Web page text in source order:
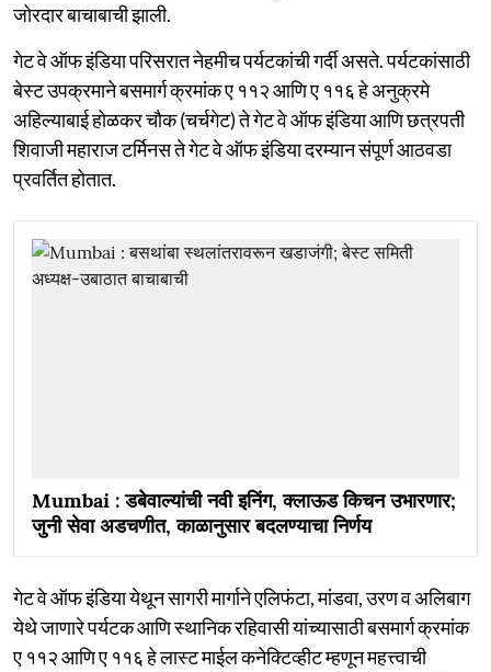
जोरदार बाचाबाची झाली.
गेट वे ऑफ इंडिया परिसरात नेहमीच पर्यटकांची गर्दी असते. पर्यटकांसाठी
बेस्ट उपक्रमाने बसमार्ग क्रमांक ए ११२ आणि ए ११६ हे अनुक्रमे
अहिल्याबाई होळकर चौक (चर्चगेट) ते गेट वे ऑफ इंडिया आणि छत्रपती
शिवाजी महाराज टर्मिनस ते गेट वे ऑफ इंडिया दरम्यान संपूर्ण आठवडा
प्रवर्तित होतात.
Mumbai : डबेवाल्यांची नवी इनिंग, क्लाऊड किचन उभारणार;
जुनी सेवा अडचणीत, काळानुसार बदलण्याचा निर्णय
गेट वे ऑफ इंडिया येथून सागरी मार्गाने एलिफंटा, मांडवा, उरण व अलिबाग
येथे जाणारे पर्यटक आणि स्थानिक रहिवासी यांच्यासाठी बसमार्ग क्रमांक
ए ११२ आणि ए ११६ हे लास्ट माईल कनेक्टिव्हीट म्हणून महत्त्वाची